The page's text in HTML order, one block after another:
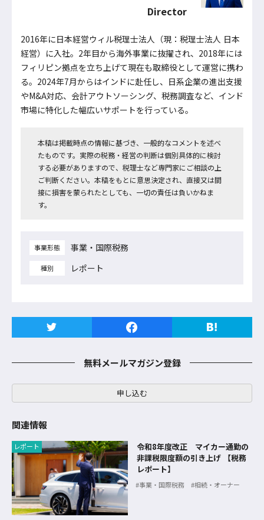
Director
2016年に日本経営ウィル税理士法人（現：税理士法人 日本
経営）に入社。2年目から海外事業に抜擢され、2018年には
フィリピン拠点を立ち上げて現在も取締役として運営に携わ
る。2024年7月からはインドに赴任し、日系企業の進出支援
やM&A対応、会計アウトソーシング、税務調査など、インド
市場に特化した幅広いサポートを行っている。
本稿は掲載時点の情報に基づき、一般的なコメントを述べ
たものです。実際の税務・経営の判断は個別具体的に検討
する必要がありますので、税理士など専門家にご相談の上
ご判断ください。本稿をもとに意思決定され、直接又は間
接に損害を蒙られたとしても、一切の責任は負いかねま
す。
事業形態 事業・国際税務
種別 レポート
無料メールマガジン登録
申し込む
関連情報
レポート
令和8年度改正 マイカー通勤の
非課税限度額の引き上げ 【税務
レポート】
事業・国際税務 相続・オーナー